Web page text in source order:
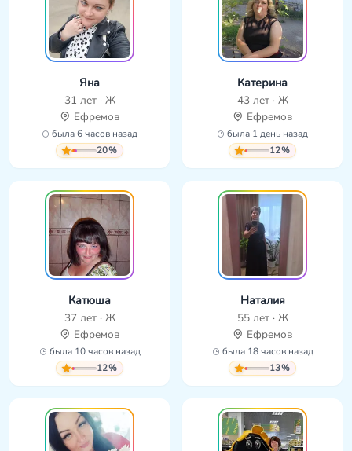
Яна
31 лет · Ж
Ефремов
была 6 часов назад
20%
Катерина
43 лет · Ж
Ефремов
была 1 день назад
12%
Катюша
37 лет · Ж
Ефремов
была 10 часов назад
12%
Наталия
55 лет · Ж
Ефремов
была 18 часов назад
13%